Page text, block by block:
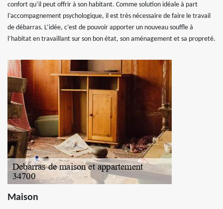
confort qu’il peut offrir à son habitant. Comme solution idéale à part
l’accompagnement psychologique, il est très nécessaire de faire le travail
de débarras. L’idée, c’est de pouvoir apporter un nouveau souffle à
l’habitat en travaillant sur son bon état, son aménagement et sa propreté.
Maison